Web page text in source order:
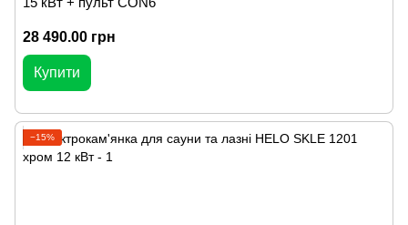
28 490.00 грн
Купити
−15%